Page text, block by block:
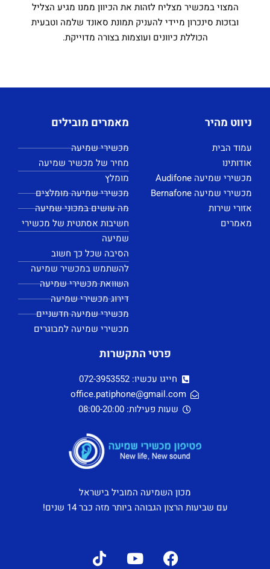
המצוי במכשיר מצליח לזהות את הכיוון ממנו מגיע הצליל
ובזכות סינכרון מיידי להעניק תמונת סאונד שלמה וטבעית
הכוללת כיוונים ועוצמות בצורה מדוייקת.
ניווט מהיר
עמוד הבית
אודותינו
מכשירי שמיעה Audifone
מכשירי שמיעה Bernafone
אזורי שירות
מאמרים
מאמרים מובילים
מכשירי שמיעה
מחיר של מכשיר שמיעה
מומלץ
מכשירי שמיעה מומלצים
מה עושים במכוני שמיעה
חשיבות אסתטית של מכשירי
שמיעה
הסיבה שכל כך חשוב
להשתמש במכשיר שמיעה
השוואת מכשירי שמיעה
דירוג מכשירי שמיעה
מכשירי שמיעה חדשניים
מכשירי שמיעה למבוגרים
פרטי התקשרות
חייגו עכשיו: 072-3953552
office.patiphone@gmail.com
שעות פעילות: 08:00-20:00
מכון השמיעה המוביל בישראל
עם שביעות הרצון הגבוהה ביותר מזה כבר 14 שנים!